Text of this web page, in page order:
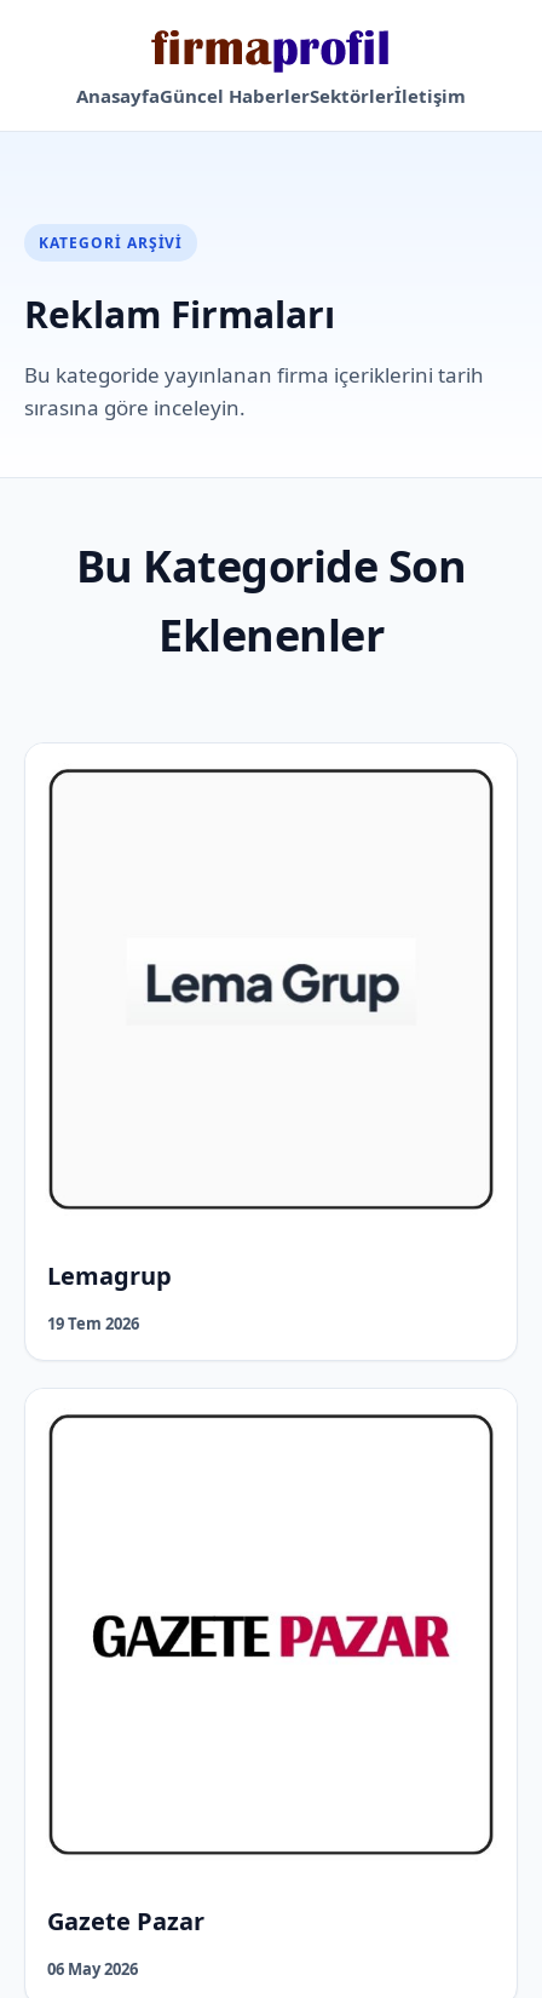
AnasayfaGüncel HaberlerSektörlerİletişim
KATEGORI ARŞIVI
Reklam Firmaları
Bu kategoride yayınlanan firma içeriklerini tarih
sırasına göre inceleyin.
Bu Kategoride Son
Eklenenler
Lemagrup
19 Tem 2026
Gazete Pazar
06 May 2026